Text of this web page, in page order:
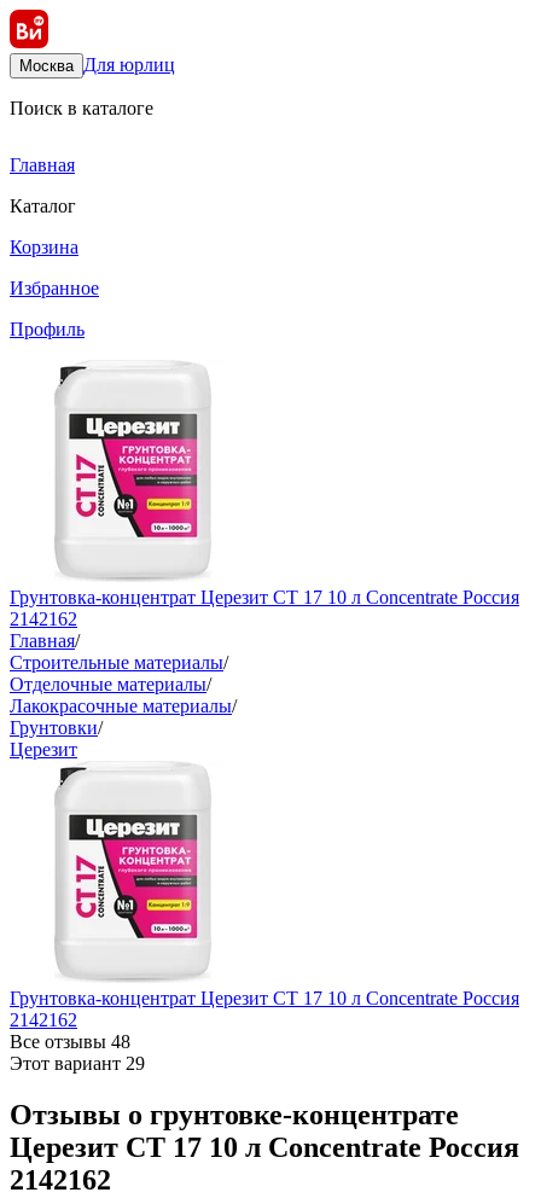
Москва Для юрлиц
Поиск в каталоге
Главная
Каталог
Корзина
Избранное
Профиль
Грунтовка-концентрат Церезит CT 17 10 л Concentrate Россия
2142162
Главная/
Строительные материалы/
Отделочные материалы/
Лакокрасочные материалы/
Грунтовки/
Церезит
Грунтовка-концентрат Церезит CT 17 10 л Concentrate Россия
2142162
Все отзывы 48
Этот вариант 29
Отзывы о грунтовке-концентрате
Церезит CT 17 10 л Concentrate Россия
2142162